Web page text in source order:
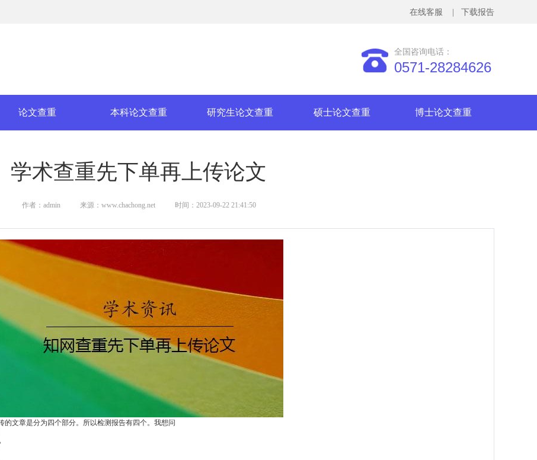
论文查重 本科论文查重 研究生论文查重 硕士论文查重 博士论文查重
全国咨询电话：
0571-28284626
| 下载报告
在线客服
学术查重先下单再上传论文
作者：admin 来源：www.chachong.net 时间：2023-09-22 21:41:50
文章是分为四个部分。所以检测报告有四个。我想问